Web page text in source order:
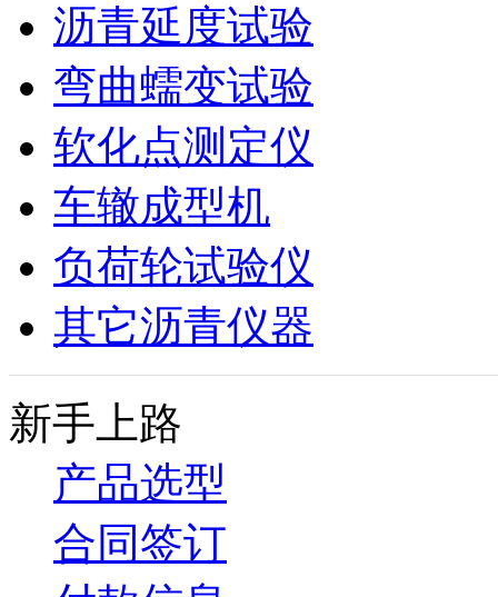
沥青延度试验
弯曲蠕变试验
软化点测定仪
车辙成型机
负荷轮试验仪
其它沥青仪器
新手上路
产品选型
合同签订